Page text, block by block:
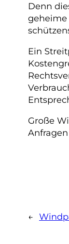
Denn
geheime
Ein
Große
←